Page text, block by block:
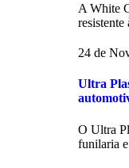
A White
resistente
24 de
Ultra
O Ultra
funilaria